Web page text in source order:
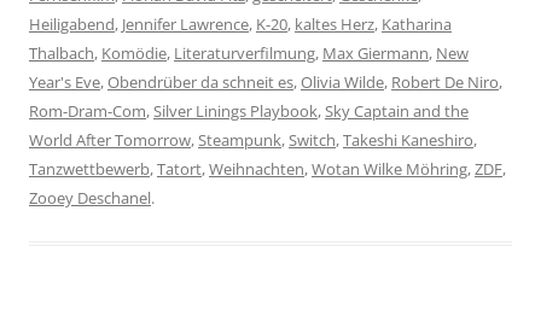
Heiligabend, Jennifer Lawrence, K-20, kaltes Herz, Katharina
Thalbach, Komödie, Literaturverfilmung, Max Giermann, New
Year's Eve,Obendrüber da schneit es,Olivia Wilde, Robert De Niro,
Rom-Dram-Com,Silver Linings Playbook,Sky Captain and the
World After Tomorrow,Steampunk,Switch,Takeshi Kaneshiro,
Tanzwettbewerb,Tatort,Weihnachten,Wotan Wilke Möhring,ZDF,
Zooey Deschanel.